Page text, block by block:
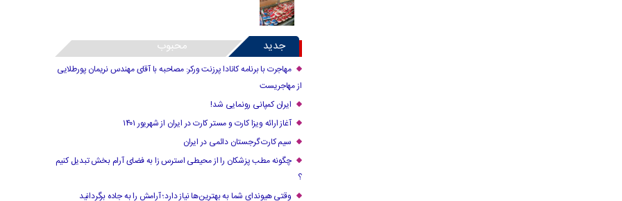
جدید محبوب
مهاجرت با برنامه کانادا پرزنت ورکر: مصاحبه با آقای مهندس نریمان پورطلایی
از مهاجریست
ایران کمپانی رونمایی شد!
آغاز ارائه ویزا کارت و مستر کارت در ایران از شهریور ۱۴۰۱
سیم کارت گرجستان دائمی در ایران
چگونه مطب پزشکان را از محیطی استرس زا به فضای آرام بخش تبدیل کنیم
؟
وقتی هیوندای شما به بهترین‌ها نیاز دارد؛ آرامش را به جاده برگردانید